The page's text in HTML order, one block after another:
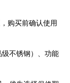
购买前确认使用
级不锈钢）、功能